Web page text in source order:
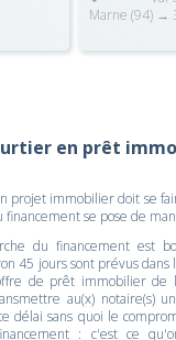
Marne (94) →
en prêt
projet immobilier doit se
se pose de
du financement est
45 jours sont prévus dans
de prêt immobilier de
au(x) notaire(s)
délai sans quoi le
: c'est ce